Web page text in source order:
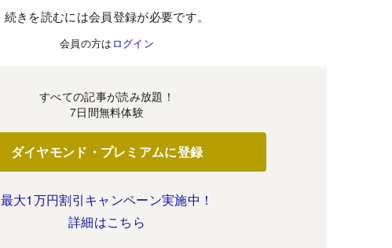
続きを読むには会員登録が必要です。
会員の方は ログイン
すべての記事が読み放題！
7日間無料体験
ダイヤモンド・プレミアムに登録
最大1万円割引キャンペーン実施中！
詳細はこちら